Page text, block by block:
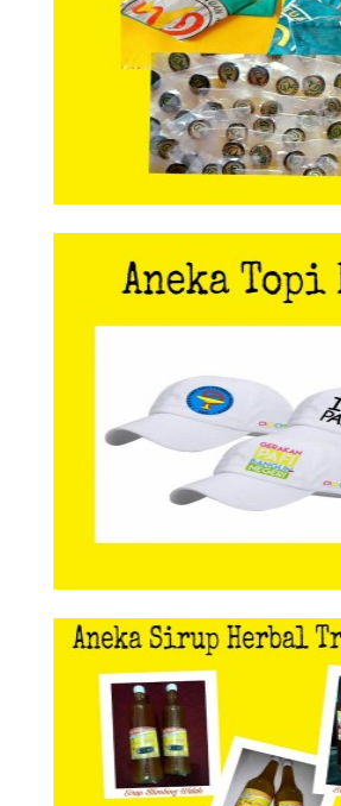
Aneka Topi
Aneka Sirup Herbal
Aneka Sirup